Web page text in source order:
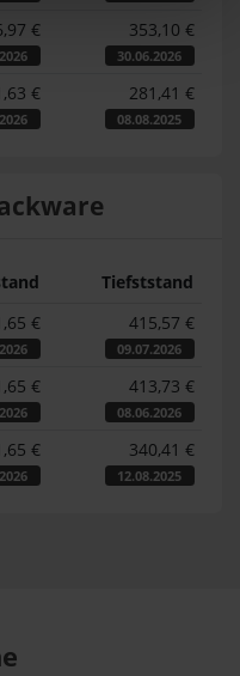
€ 353,10 €
30.06.2026
€ 281,41 €
08.08.2025
Tiefststand
€ 415,57 €
09.07.2026
€ 413,73 €
08.06.2026
€ 340,41 €
12.08.2025